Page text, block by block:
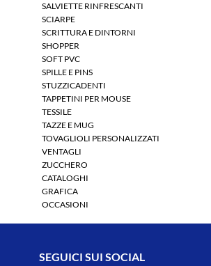
SALVIETTE RINFRESCANTI
SCIARPE
SCRITTURA E DINTORNI
SHOPPER
SOFT PVC
SPILLE E PINS
STUZZICADENTI
TAPPETINI PER MOUSE
TESSILE
TAZZE E MUG
TOVAGLIOLI PERSONALIZZATI
VENTAGLI
ZUCCHERO
CATALOGHI
GRAFICA
OCCASIONI
SEGUICI SUI SOCIAL